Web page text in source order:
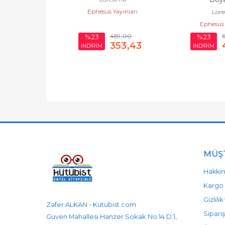
Ephesus Yayınları
%23
İNDİRİM
459,00
353,43
Ephesus
%23
İNDİRİM
Zafer ALKAN - Kütübist.com
Güven Mahallesi Hanzer Sokak No:14 D:1,
Kargo